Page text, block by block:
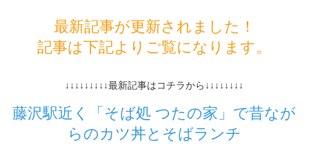
最新記事が更新されました！
記事は下記よりご覧になります。
↓↓↓↓↓↓↓↓↓最新記事はコチラから↓↓↓↓↓↓↓↓
藤沢駅近く「そば処 つたの家」で昔なが
らのカツ丼とそばランチ